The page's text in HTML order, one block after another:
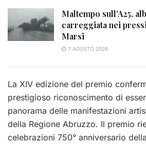
Maltempo sull’A25,
carreggiata nei
Marsi
7 AGOSTO 2026
La XIV edizione del premio
prestigioso riconoscimento di
panorama delle manifestazioni
della Regione Abruzzo. Il premio
celebrazioni 750° anniversario